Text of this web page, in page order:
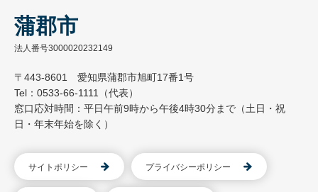
蒲郡市
法人番号3000020232149
〒443-8601 愛知県蒲郡市旭町17番1号
Tel：0533-66-1111（代表）
窓口応対時間：平日午前9時から午後4時30分まで（土日・祝
日・年末年始を除く）
サイトポリシー プライバシーポリシー